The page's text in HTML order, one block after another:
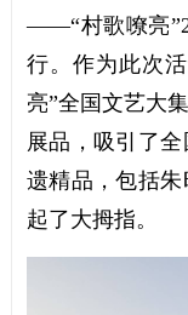
——“村歌嘹亮
行。作为此次
亮”全国文艺大
展品，吸引了
遗精品，包括
起了大拇指。